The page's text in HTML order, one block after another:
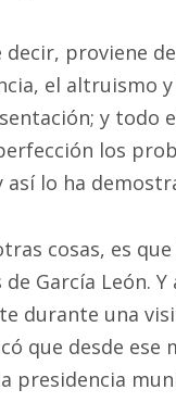
decir, proviene
el altruismo
y todo
los
así lo ha
cosas, es
García León.
durante una
que desde
presidencia